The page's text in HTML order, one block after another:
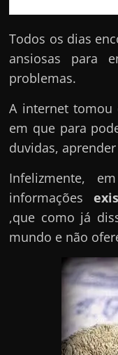
Todos os dias
ansiosas para
problemas.
A internet tomou
em que para
duvidas,
Infelizmente,
informações
,que como já
mundo e não